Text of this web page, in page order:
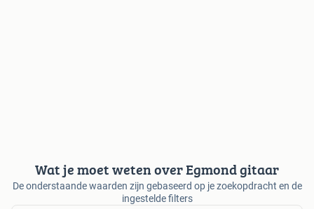
Wat je moet weten over Egmond gitaar
De onderstaande waarden zijn gebaseerd op je zoekopdracht en de
ingestelde filters